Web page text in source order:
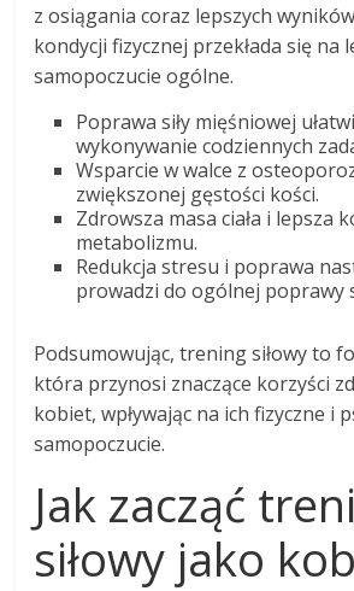
z osiągania coraz lepszych
kondycji fizycznej przekłada się na
samopoczucie ogólne.
Poprawa siły mięśniowej
wykonywanie codziennych
Wsparcie w walce z
zwiększonej gęstości kości.
Zdrowsza masa ciała i lepsza
metabolizmu.
Redukcja stresu i poprawa
prowadzi do ogólnej poprawy
Podsumowując, trening siłowy to
która przynosi znaczące korzyści
kobiet, wpływając na ich fizyczne i
samopoczucie.
Jak zacząć
siłowy jako